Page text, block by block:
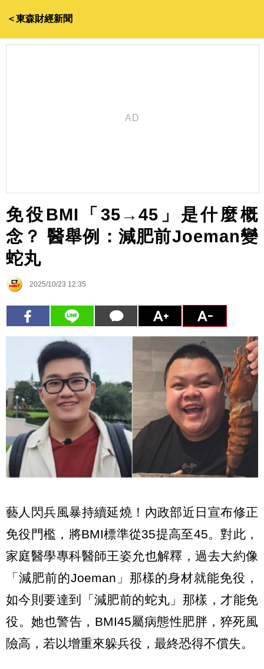
＜東森財經新聞
免役BMI「35→45」是什麼概
念？ 醫舉例：減肥前Joeman變
蛇丸
2025/10/23 12:35
藝人閃兵風暴持續延燒！內政部近日宣布修正
免役門檻，將BMI標準從35提高至45。對此，
家庭醫學專科醫師王姿允也解釋，過去大約像
「減肥前的Joeman」那樣的身材就能免役，
如今則要達到「減肥前的蛇丸」那樣，才能免
役。她也警告，BMI45屬病態性肥胖，猝死風
險高，若以增重來躲兵役，最終恐得不償失。